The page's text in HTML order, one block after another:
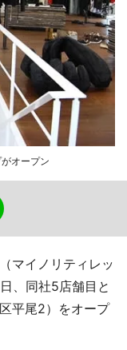
オープン
マイノリティレッ
、同社5店舗目と
平尾2）をオープ